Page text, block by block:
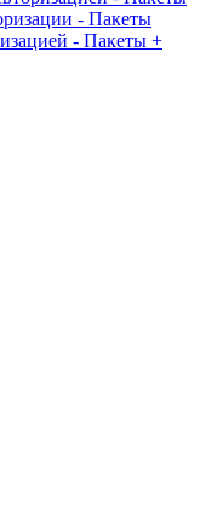
- Пакеты
- Пакеты +